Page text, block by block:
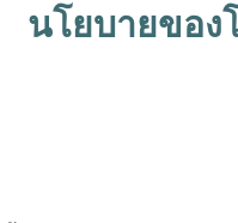
นโยบายของ